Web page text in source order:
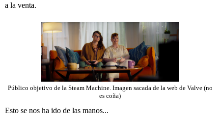
a la venta.
Público objetivo de la Steam Machine. Imagen sacada de la web de Valve (no
es coña)
Esto se nos ha ido de las manos...